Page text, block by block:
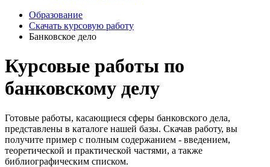
Образование
Скачать курсовую работу
Банковское дело
Курсовые работы по
банковскому делу
Готовые работы, касающиеся сферы банковского дела,
представлены в каталоге нашей базы. Скачав работу, вы
получите пример с полным содержанием - введением,
теоретической и практической частями, а также
библиографическим списком.